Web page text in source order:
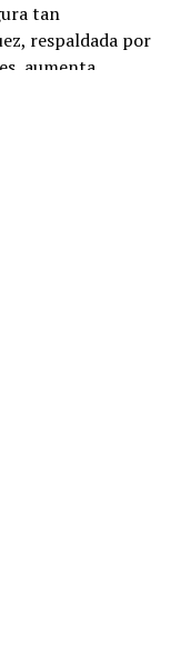
tan
respaldada por
aumenta